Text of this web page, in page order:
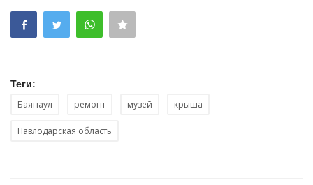
Теги:
Баянаул ремонт музей крыша
Павлодарская область